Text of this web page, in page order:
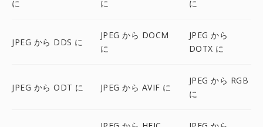
に
に
に
JPEG から DDS に
JPEG から DOCM
に
JPEG から
DOTX に
JPEG から ODT に JPEG から AVIF に
JPEG から RGB
に